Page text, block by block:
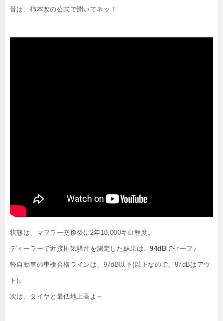
音は、柿本改の公式で聞いてネッ！
状態は、マフラー交換後に2年10,000キロ程度。
ディーラーで近接排気騒音を測定した結果は、94dBでセーフ♪
軽自動車の車検合格ラインは、97dB以下(以下なので、97dBはアウ
ト)。
次は、タイヤと最低地上高よ～